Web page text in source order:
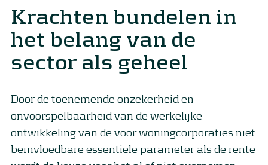
Krachten bundelen in
het belang van de
sector als geheel
Door de toenemende onzekerheid en
onvoorspelbaarheid van de werkelijke
ontwikkeling van de voor woningcorporaties niet
beïnvloedbare essentiële parameter als de rente